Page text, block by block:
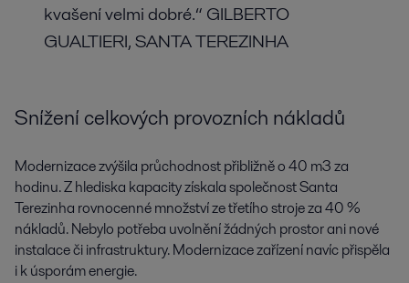
kvašení velmi dobré.“ GILBERTO
GUALTIERI, SANTA TEREZINHA
Snížení celkových provozních nákladů
Modernizace zvýšila průchodnost přibližně o 40 m3 za
hodinu. Z hlediska kapacity získala společnost Santa
Terezinha rovnocenné množství ze třetího stroje za 40 %
nákladů. Nebylo potřeba uvolnění žádných prostor ani nové
instalace či infrastruktury. Modernizace zařízení navíc přispěla
i k úsporám energie.